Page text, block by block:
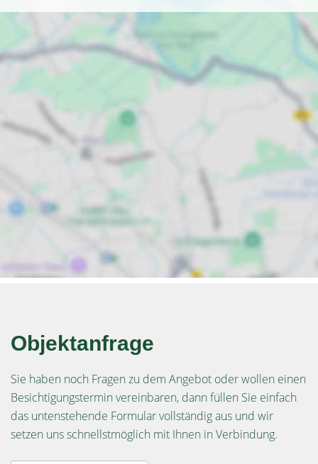
Objektanfrage
Sie haben noch Fragen zu dem Angebot oder wollen einen
Besichtigungstermin vereinbaren, dann füllen Sie einfach
das untenstehende Formular vollständig aus und wir
setzen uns schnellstmöglich mit Ihnen in Verbindung.